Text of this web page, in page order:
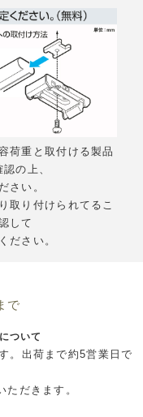
荷重と取付ける製品
の上、
さい。
取り付けられてるこ
して
ださい。
で
ついて
。出荷まで約5営業日で
だきます。